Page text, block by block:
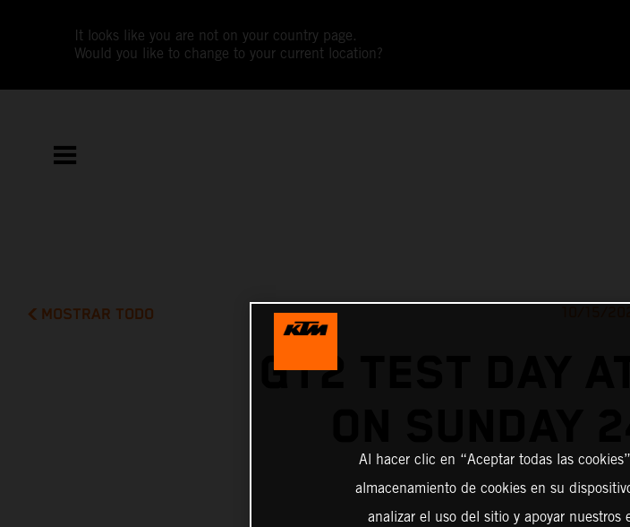
It looks like you are not on your country page.
Would you like to change to your current location?
MOSTRAR TODO
GT2 TEST DAY
Al hacer clic en “Aceptar todas las
almacenamiento de cookies en su
analizar el uso del sitio y apoyar nuestros